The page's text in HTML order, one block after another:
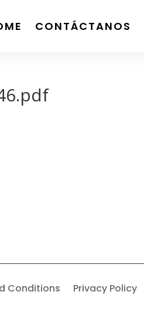
CONTÁCTANOS
Conditions Privacy Policy